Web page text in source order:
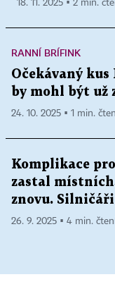
18. 11. 2025 ▪ 2 min.
RANNÍ BRÍFINK
Očekávaný
by mohl být už
24. 10. 2025 ▪ 1 min.
Komplikace
zastal
znovu.
26. 9. 2025 ▪ 4 min.